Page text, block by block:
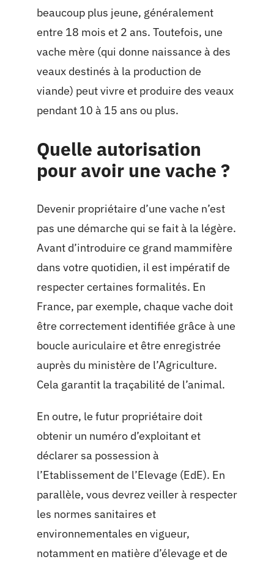
beaucoup plus jeune, généralement
entre 18 mois et 2 ans. Toutefois, une
vache mère (qui donne naissance à des
veaux destinés à la production de
viande) peut vivre et produire des veaux
pendant 10 à 15 ans ou plus.
Quelle autorisation
pour avoir une vache ?
Devenir propriétaire d’une vache n’est
pas une démarche qui se fait à la légère.
Avant d’introduire ce grand mammifère
dans votre quotidien, il est impératif de
respecter certaines formalités. En
France, par exemple, chaque vache doit
être correctement identifiée grâce à une
boucle auriculaire et être enregistrée
auprès du ministère de l’Agriculture.
Cela garantit la traçabilité de l’animal.
En outre, le futur propriétaire doit
obtenir un numéro d’exploitant et
déclarer sa possession à
l’Etablissement de l’Elevage (EdE). En
parallèle, vous devrez veiller à respecter
les normes sanitaires et
environnementales en vigueur,
notamment en matière d’élevage et de